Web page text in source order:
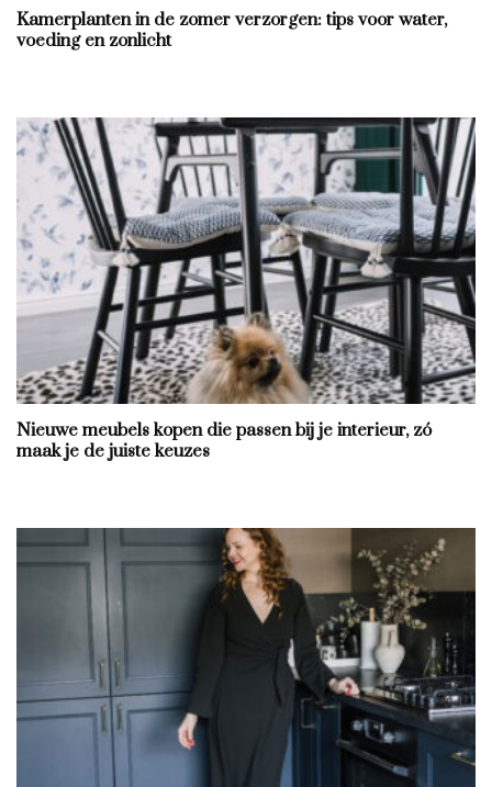
Kamerplanten in de zomer verzorgen: tips voor water,
voeding en zonlicht
Nieuwe meubels kopen die passen bij je interieur, zó
maak je de juiste keuzes